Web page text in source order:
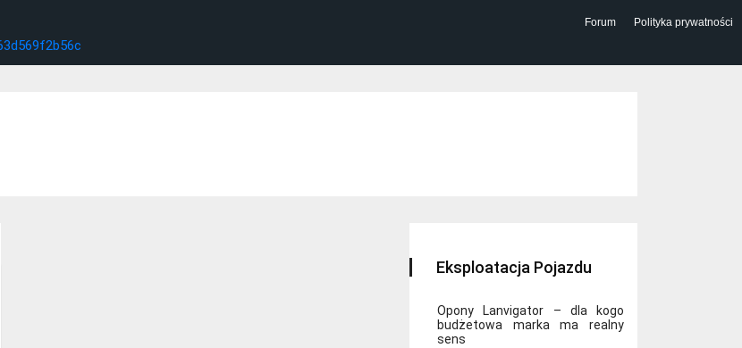
Forum Polityka prywatności
Eksploatacja Pojazdu
Opony Lanvigator – dla kogo
budżetowa marka ma realny
sens